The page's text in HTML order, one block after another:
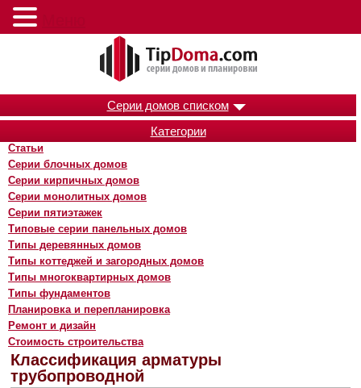
Серии домов списком
Категории
Статьи
Серии блочных домов
Серии кирпичных домов
Серии монолитных домов
Серии пятиэтажек
Типовые серии панельных домов
Типы деревянных домов
Типы коттеджей и загородных домов
Типы многоквартирных домов
Типы фундаментов
Планировка и перепланировка
Ремонт и дизайн
Стоимость строительства
Классификация арматуры
трубопроводной